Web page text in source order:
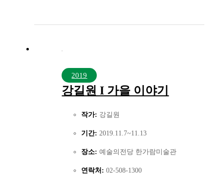
2019
강길원 I 가을 이야기
작가: 강길원
기간: 2019.11.7~11.13
장소: 예술의전당 한가람미술관
연락처: 02-508-1300